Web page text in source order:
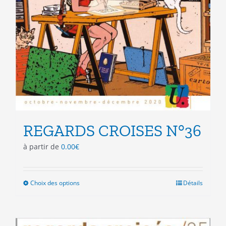
REGARDS CROISES N°36
à partir de 0.00€
Choix des optionsCe
plusieurs
Détails